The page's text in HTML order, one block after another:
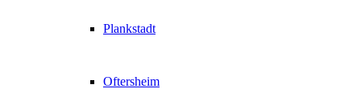
Plankstadt
Oftersheim